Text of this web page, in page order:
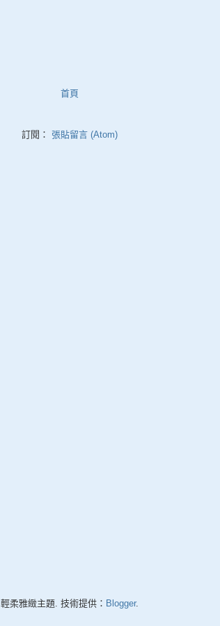
首頁
訂閱： 張貼留言 (Atom)
輕柔雅緻主題. 技術提供： Blogger.